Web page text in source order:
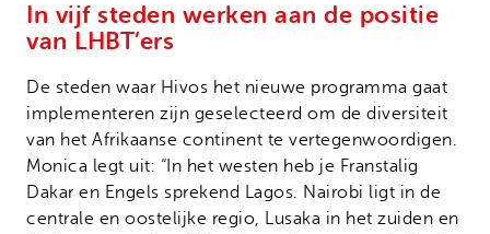
In vijf steden werken aan de positie
van LHBT’ers
De steden waar Hivos het nieuwe programma gaat
implementeren zijn geselecteerd om de diversiteit
van het Afrikaanse continent te vertegenwoordigen.
Monica legt uit: “In het westen heb je Franstalig
Dakar en Engels sprekend Lagos. Nairobi ligt in de
centrale en oostelijke regio, Lusaka in het zuiden en